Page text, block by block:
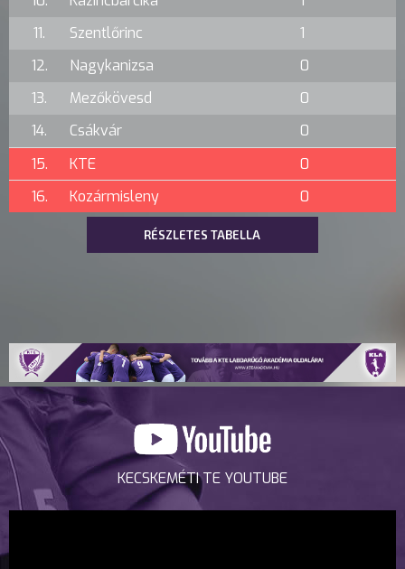
11.
Szentlőrinc
1
12.
Nagykanizsa
0
13.
Mezőkövesd
0
14.
Csákvár
0
15.
KTE
0
16.
Kozármisleny 0
RÉSZLETES TABELLA
KECSKEMÉTI TE YOUTUBE